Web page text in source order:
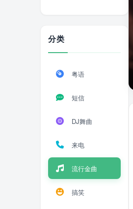
分类
粤语
短信
DJ舞曲
来电
流行金曲
搞笑